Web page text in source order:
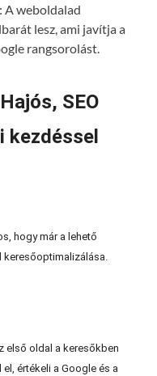
: A weboldalad
lesz, ami javítja a
rangsorolást.
SEO
kezdéssel
hogy már a lehető
első oldal a keresőkben
értékeli a Google és a